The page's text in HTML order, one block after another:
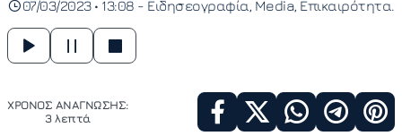
07/03/2023 • 13:08 - Ειδησεογραφία Media Επικαιρότητα
ΧΡΟΝΟΣ ΑΝΑΓΝΩΣΗΣ:
3 λεπτά